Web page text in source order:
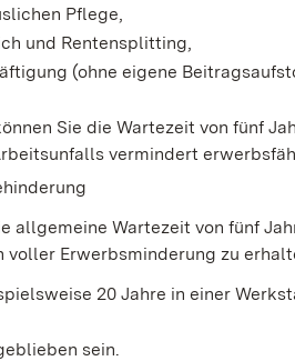
Pflege,
und Rentensplitting,
(ohne eigene
Sie die Wartezeit von fünf
vermindert
allgemeine Wartezeit von fünf
Erwerbsminderung zu
20 Jahre in einer
sein.